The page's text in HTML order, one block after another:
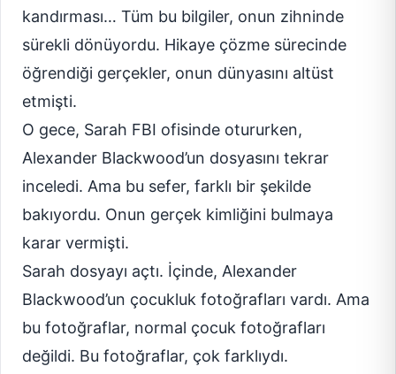
kandırması… Tüm bu bilgiler, onun zihninde
sürekli dönüyordu. Hikaye çözme sürecinde
öğrendiği gerçekler, onun dünyasını altüst
etmişti.
O gece, Sarah FBI ofisinde otururken,
Alexander Blackwood’un dosyasını tekrar
inceledi. Ama bu sefer, farklı bir şekilde
bakıyordu. Onun gerçek kimliğini bulmaya
karar vermişti.
Sarah dosyayı açtı. İçinde, Alexander
Blackwood’un çocukluk fotoğrafları vardı. Ama
bu fotoğraflar, normal çocuk fotoğrafları
değildi. Bu fotoğraflar, çok farklıydı.